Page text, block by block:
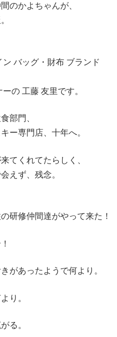
のかよちゃんが、
バッグ・財布 ブランド
の 工藤 友里です。
部門、
ー専門店、十年へ。
てくれてたらしく、
えず、残念。
研修仲間達がやって来た！
があったようで何より。
り。
る。